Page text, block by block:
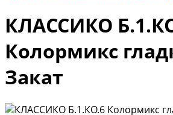
КЛАССИКО
Колормикс
Закат